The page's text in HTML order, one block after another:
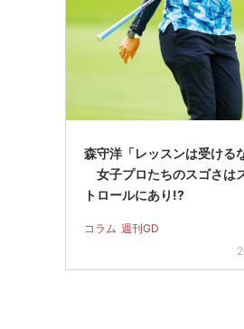
森守洋「レッスンは受ける
女子プロたちのスゴさは
トロールにあり!?
コラム 週刊GD